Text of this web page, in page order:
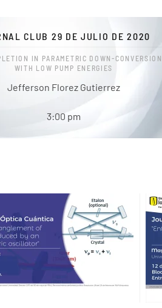
CLUB 29 DE JULIO DE 2020
IN PARAMETRIC DOWN-CONVERSION
WITH LOW PUMP ENERGIES
Jefferson Florez Gutierrez
3:00 pm